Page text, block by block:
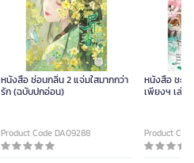
หนังสือ ซ่อนกลิ่น 2 แจ่มใสมากกว่า
รัก (ฉบับปกอ่อน)
Product Code DA09288
หนังสือ ชะต
เพียงฯ เล่ม
Product